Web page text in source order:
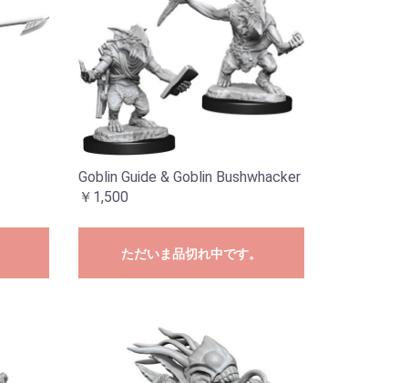
Goblin Guide & Goblin Bushwhacker
￥1,500
ただいま品切れ中です。